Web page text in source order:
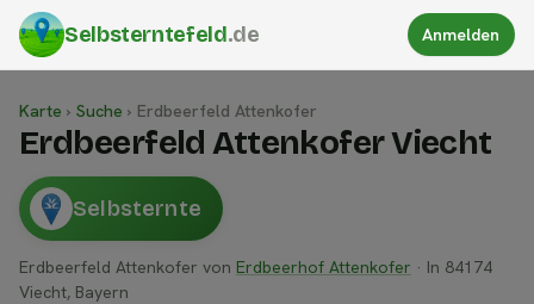
Selbsterntefeld.de Anmelden
Karte › Suche › Erdbeerfeld Attenkofer
Erdbeerfeld Attenkofer Viecht
Selbsternte
Erdbeerfeld Attenkofer von Erdbeerhof Attenkofer · In 84174
Viecht, Bayern